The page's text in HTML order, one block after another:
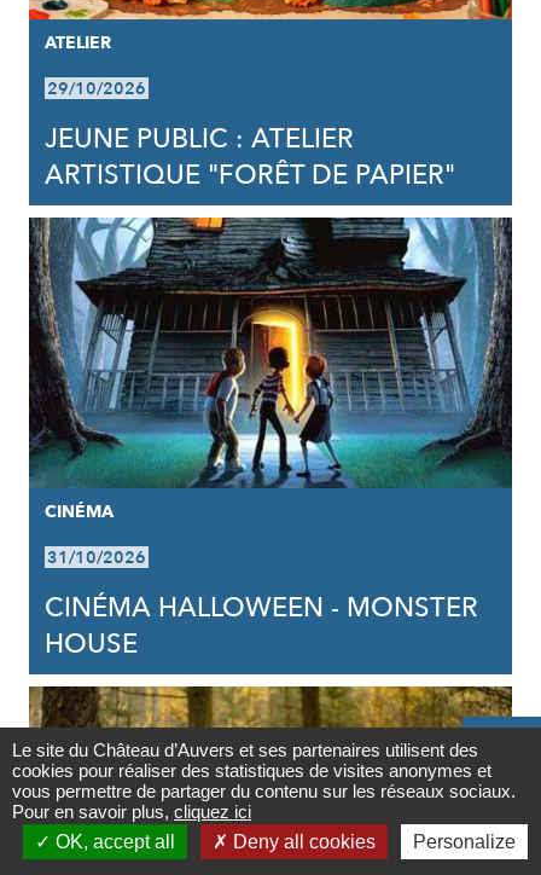
Contact

Newsletter
ATELIER
29/10/2026
JEUNE PUBLIC : ATELIER
ARTISTIQUE "FORÊT DE PAPIER"
CINÉMA
31/10/2026
CINÉMA HALLOWEEN - MONSTER
HOUSE
Le site du Château d’Auvers et ses partenaires utilisent des
cookies pour réaliser des statistiques de visites anonymes et
vous permettre de partager du contenu sur les réseaux sociaux.
Pour en savoir plus, cliquez ici
OK, accept all
Deny all cookies Personalize